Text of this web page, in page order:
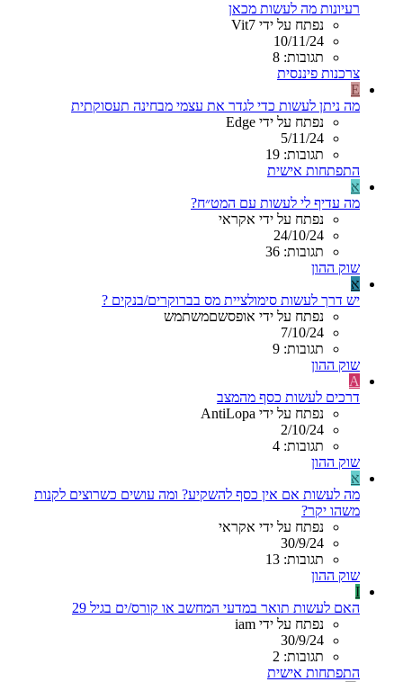
רעיונות מה לעשות מכאן
נפתח על ידי Vit7
10/11/24
תגובות: 8
צרכנות פיננסית
E
מה ניתן לעשות כדי לגדר את עצמי מבחינה תעסוקתית
נפתח על ידי Edge
5/11/24
תגובות: 19
התפתחות אישית
א
מה עדיף לי לעשות עם המט״ח?
נפתח על ידי אקראי
24/10/24
תגובות: 36
שוק ההון
א
יש דרך לעשות סימולציית מס בברוקרים/בנקים ?
נפתח על ידי אופסשםמשתמש
7/10/24
תגובות: 9
שוק ההון
A
דרכים לעשות כסף מהמצב
נפתח על ידי AntiLopa
2/10/24
תגובות: 4
שוק ההון
א
מה לעשות אם אין כסף להשקיע? ומה עושים כשרוצים לקנות
משהו יקר?
נפתח על ידי אקראי
30/9/24
תגובות: 13
שוק ההון
I
האם לעשות תואר במדעי המחשב או קורס/ים בגיל 29
נפתח על ידי iam
30/9/24
תגובות: 2
התפתחות אישית